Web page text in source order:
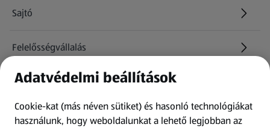
Sajtó
Felelősségvállalás
Információk
Kérdőív
Adatvédelmi beállítások
Cookie-kat (más néven sütiket) és hasonló technológiákat
használunk, hogy weboldalunkat a lehető legjobban az